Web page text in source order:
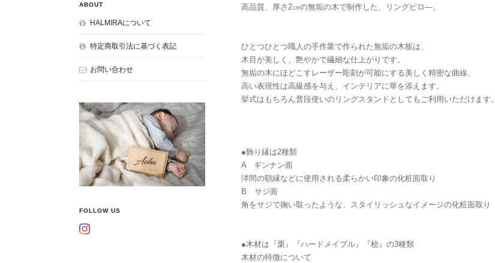
高品質、厚さ2㎝の無垢の木で制作した、リングピロ―。
ひとつひとつ職人の手作業で作られた無垢の木板は、
木目が美しく、艶やかで繊細な仕上がりです。
無垢の木にほどこすレーザー彫刻が可能にする美しく精密な曲線、
高い表現性は高級感を与え、インテリアに華を添えます。
挙式はもちろん普段使いのリングスタンドとしてもご利用いただけます。
●飾り縁は2種類
A ギンナン面
洋間の額縁などに使用される柔らかい印象の化粧面取り
B サジ面
角をサジで掬い取ったような、スタイリッシュなイメージの化粧面取り
●木材は『栗』『ハードメイプル』『桧』の3種類
木材の特徴について
ABOUT
HALMIRAについて
特定商取引法に基づく表記
お問い合わせ
FOLLOW US